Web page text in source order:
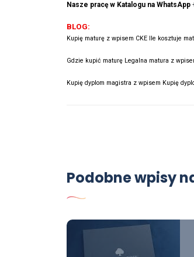
Nasze pracę w Katalogu na WhatsApp
BLOG:
Kupię maturę z wpisem CKE Ile kosztuje
Gdzie kupić maturę Legalna matura z
Kupię dyplom magistra z wpisem Kupię
Podobne wpisy